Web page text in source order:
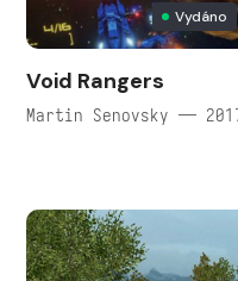
Vydáno
Void Rangers
Martin Senovsky —